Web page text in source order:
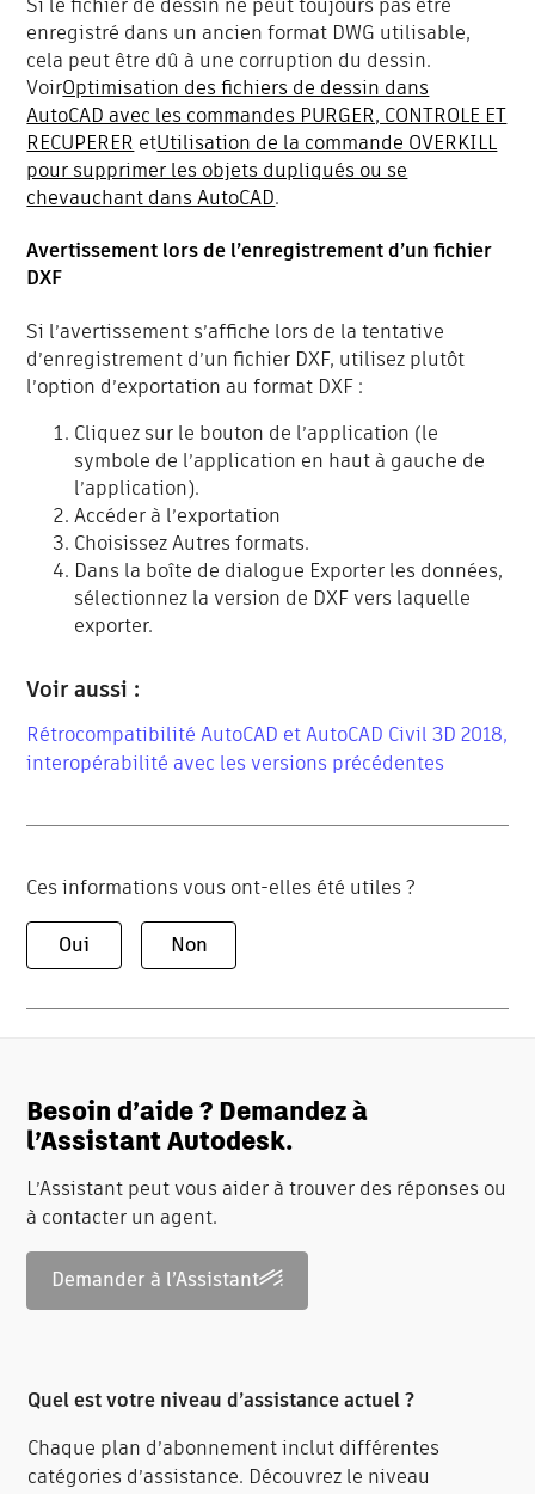
Si le fichier de dessin ne peut toujours pas être
enregistré dans un ancien format DWG utilisable,
cela peut être dû à une corruption du dessin.
VoirOptimisation des fichiers de dessin dans
AutoCAD avec les commandes PURGER, CONTROLE ET
RECUPERER etUtilisation de la commande OVERKILL
pour supprimer les objets dupliqués ou se
chevauchant dans AutoCAD.
Avertissement lors de l’enregistrement d’un fichier
DXF
Si l’avertissement s’affiche lors de la tentative
d’enregistrement d’un fichier DXF, utilisez plutôt
l’option d’exportation au format DXF :
Cliquez sur le bouton de l’application (le
symbole de l’application en haut à gauche de
l’application).
Accéder à l’exportation
Choisissez Autres formats.
Dans la boîte de dialogue Exporter les données,
sélectionnez la version de DXF vers laquelle
exporter.
Voir aussi :
Rétrocompatibilité AutoCAD et AutoCAD Civil 3D 2018,
interopérabilité avec les versions précédentes
Ces informations vous ont-elles été utiles ?
Oui Non
Besoin d’aide ? Demandez à
l’Assistant Autodesk.
L’Assistant peut vous aider à trouver des réponses ou
à contacter un agent.
Demander à l’Assistant
Quel est votre niveau d’assistance actuel ?
Chaque plan d’abonnement inclut différentes
catégories d’assistance. Découvrez le niveau